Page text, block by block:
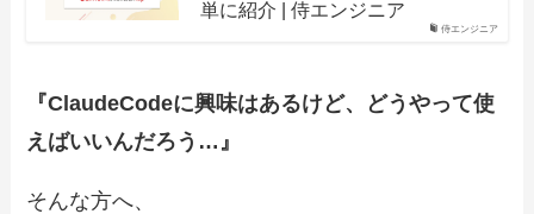
侍エンジニア
単に紹介 | 侍エンジニア
『ClaudeCodeに興味はあるけど、どうやって使
えばいいんだろう…』
そんな方へ、